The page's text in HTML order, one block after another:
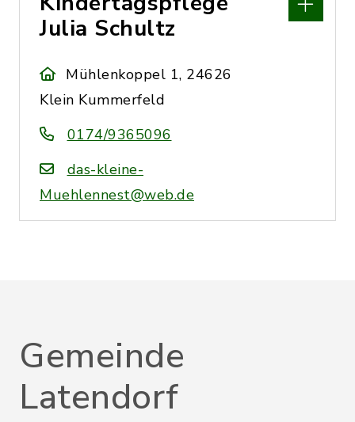
Julia Schultz
Mühlenkoppel 1, 24626
Klein Kummerfeld
0174/9365096
das-kleine-
Muehlennest@web.de
Gemeinde
Latendorf